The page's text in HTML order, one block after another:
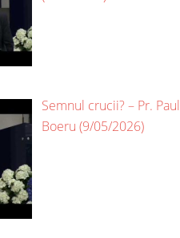
Semnul crucii? – Pr. Paul
Boeru (9/05/2026)